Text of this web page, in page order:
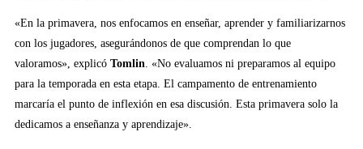
«En la primavera, nos enfocamos en enseñar, aprender y familiarizarnos
con los jugadores, asegurándonos de que comprendan lo que
valoramos», explicó Tomlin. «No evaluamos ni preparamos al equipo
para la temporada en esta etapa. El campamento de entrenamiento
marcaría el punto de inflexión en esa discusión. Esta primavera solo la
dedicamos a enseñanza y aprendizaje».